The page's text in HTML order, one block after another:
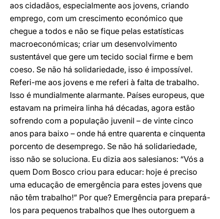
aos cidadãos, especialmente aos jovens, criando
emprego, com um crescimento económico que
chegue a todos e não se fique pelas estatísticas
macroeconómicas; criar um desenvolvimento
sustentável que gere um tecido social firme e bem
coeso. Se não há solidariedade, isso é impossível.
Referi-me aos jovens e me referi à falta de trabalho.
Isso é mundialmente alarmante. Países europeus, que
estavam na primeira linha há décadas, agora estão
sofrendo com a população juvenil – de vinte cinco
anos para baixo – onde há entre quarenta e cinquenta
porcento de desemprego. Se não há solidariedade,
isso não se soluciona. Eu dizia aos salesianos: “Vós a
quem Dom Bosco criou para educar: hoje é preciso
uma educação de emergência para estes jovens que
não têm trabalho!” Por que? Emergência para prepará-
los para pequenos trabalhos que lhes outorguem a